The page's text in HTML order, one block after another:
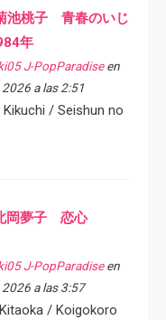
池桃子 青春のいじ
年
J-PopParadiseen
a las 2:51
/ Seishun no
北岡夢子 恋心
J-PopParadiseen
a las 3:57
/ Koigokoro